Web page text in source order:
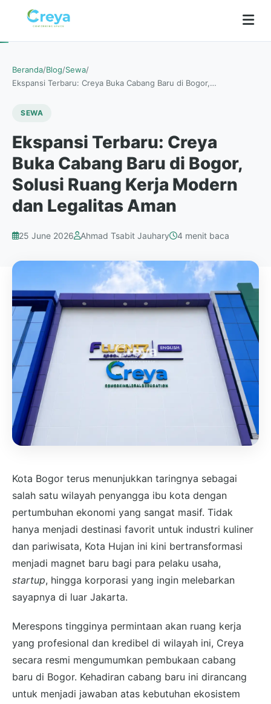
Beranda/Blog/Sewa/
Ekspansi Terbaru: Creya Buka Cabang Baru di Bogor,…
SEWA
Ekspansi Terbaru: Creya
Buka Cabang Baru di Bogor,
Solusi Ruang Kerja Modern
dan Legalitas Aman
25 June 2026 Ahmad Tsabit Jauhary 4 menit baca
Kota Bogor terus menunjukkan taringnya sebagai
salah satu wilayah penyangga ibu kota dengan
pertumbuhan ekonomi yang sangat masif. Tidak
hanya menjadi destinasi favorit untuk industri kuliner
dan pariwisata, Kota Hujan ini kini bertransformasi
menjadi magnet baru bagi para pelaku usaha,
startup, hingga korporasi yang ingin melebarkan
sayapnya di luar Jakarta.
Merespons tingginya permintaan akan ruang kerja
yang profesional dan kredibel di wilayah ini, Creya
secara resmi mengumumkan pembukaan cabang
baru di Bogor. Kehadiran cabang baru ini dirancang
untuk menjadi jawaban atas kebutuhan ekosistem